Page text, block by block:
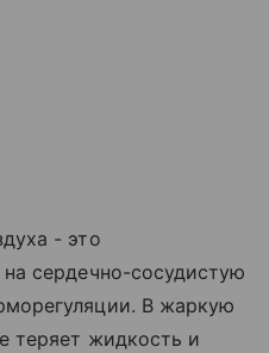
- это
на сердечно-сосудистую
В жаркую
теряет жидкость и